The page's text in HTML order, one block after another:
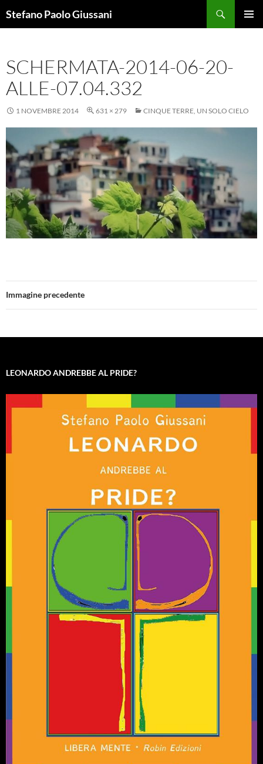
alStefano Paolo Giussani
SCHERMATA-2014-06-20-
ALLE-07.04.332
1 NOVEMBRE 2014 631 × 279 CINQUE TERRE, UN SOLO CIELO
Immagine precedente
LEONARDO ANDREBBE AL PRIDE?